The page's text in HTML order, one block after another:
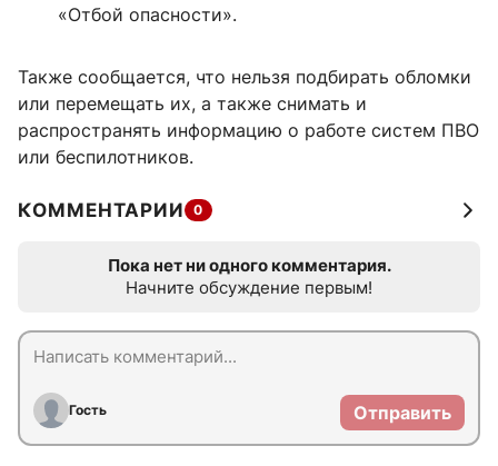
«Отбой опасности».
Также сообщается, что нельзя подбирать обломки
или перемещать их, а также снимать и
распространять информацию о работе систем ПВО
или беспилотников.
КОММЕНТАРИИ 0
Пока нет ни одного комментария.
Начните обсуждение первым!
Гость Отправить